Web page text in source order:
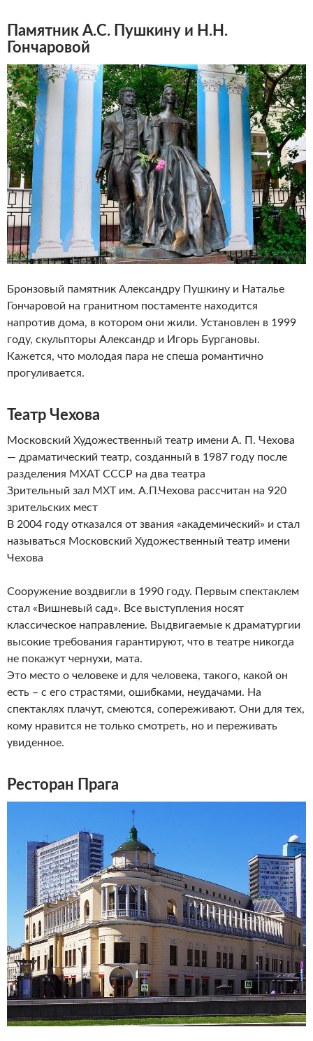
Памятник А.С. Пушкину и Н.Н.
Гончаровой
Бронзовый памятник Александру Пушкину и Наталье
Гончаровой на гранитном постаменте находится
напротив дома, в котором они жили. Установлен в 1999
году, скульпторы Александр и Игорь Бургановы.
Кажется, что молодая пара не спеша романтично
прогуливается.
Театр Чехова
Московский Художественный театр имени А. П. Чехова
— драматический театр, созданный в 1987 году после
разделения МХАТ СССР на два театра
Зрительный зал МХТ им. А.П.Чехова рассчитан на 920
зрительских мест
В 2004 году отказался от звания «академический» и стал
называться Московский Художественный театр имени
Чехова
Сооружение воздвигли в 1990 году. Первым спектаклем
стал «Вишневый сад». Все выступления носят
классическое направление. Выдвигаемые к драматургии
высокие требования гарантируют, что в театре никогда
не покажут чернухи, мата.
Это место о человеке и для человека, такого, какой он
есть – с его страстями, ошибками, неудачами. На
спектаклях плачут, смеются, сопереживают. Они для тех,
кому нравится не только смотреть, но и переживать
увиденное.
Ресторан Прага